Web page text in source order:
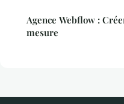
Agence Webflow :
mesure